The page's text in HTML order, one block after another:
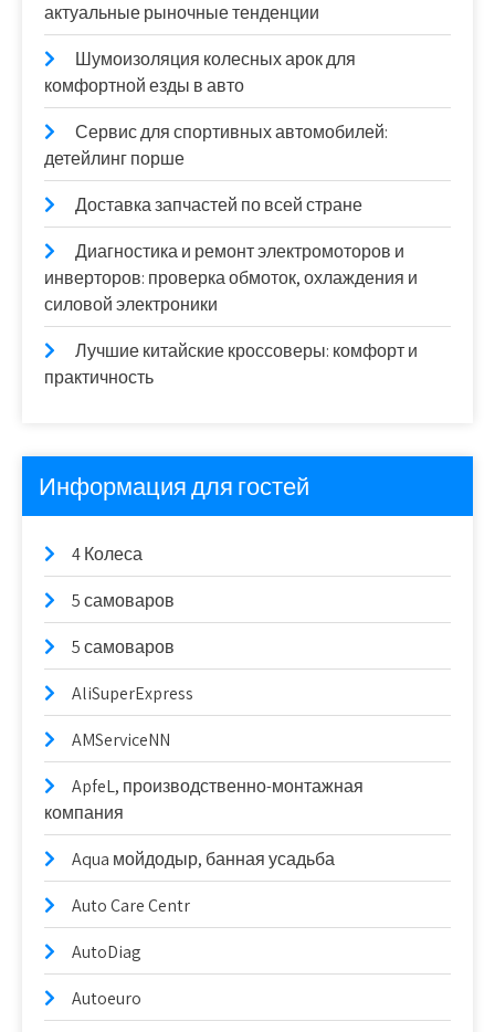
актуальные рыночные тенденции
Шумоизоляция колесных арок для
комфортной езды в авто
Сервис для спортивных автомобилей:
детейлинг порше
Доставка запчастей по всей стране
Диагностика и ремонт электромоторов и
инверторов: проверка обмоток, охлаждения и
силовой электроники
Лучшие китайские кроссоверы: комфорт и
практичность
Информация для гостей
4 Колеса
5 самоваров
5 самоваров
AliSuperExpress
AMServiceNN
ApfeL, производственно-монтажная
компания
Aqua мойдодыр, банная усадьба
Auto Care Centr
AutoDiag
Autoeuro